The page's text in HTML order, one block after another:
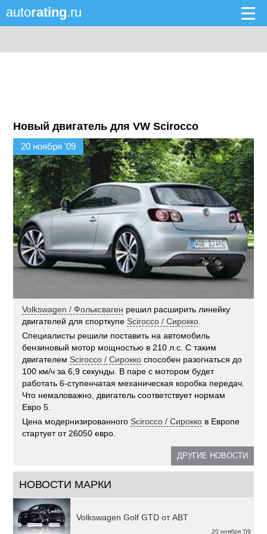
autorating.ru
Новый двигатель для VW Scirocco
20 ноября '09
Volkswagen / Фольксваген решил расширить линейку
двигателей для спорткупе Scirocco / Сирокко
Специалисты решили поставить на автомобиль
бензиновый мотор мощностью в 210 л.с. С таким
двигателем Scirocco / Сирокко способен разогнаться до
100 км/ч за 6,9 секунды. В паре с мотором будет
работать 6-ступенчатая механическая коробка передач.
Что немаловажно, двигатель соответствует нормам
Евро 5.
Цена модернизированного Scirocco / Сирокко в Европе
стартует от 26050 евро.
ДРУГИЕ НОВОСТИ
НОВОСТИ МАРКИ
20 ноября '09
Volkswagen Golf GTD от ABT